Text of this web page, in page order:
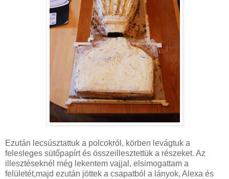
Ezután lecsúsztattuk a polcokról, körben levágtuk a
felesleges sütőpapírt és összeillesztettük a részeket. Az
illesztéseknél még lekentem vajjal, elsimogattam a
felületét,majd ezután jöttek a csapatból a lányok, Alexa és